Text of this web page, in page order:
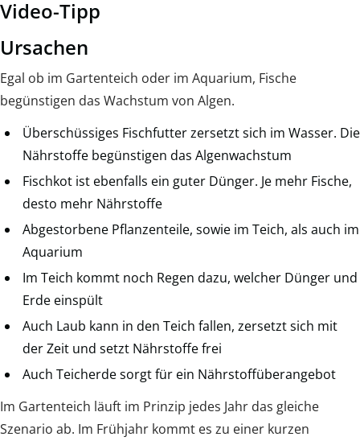
Video-Tipp
Ursachen
Egal ob im Gartenteich oder im Aquarium, Fische
begünstigen das Wachstum von Algen.
Überschüssiges Fischfutter zersetzt sich im Wasser. Die
Nährstoffe begünstigen das Algenwachstum
Fischkot ist ebenfalls ein guter Dünger. Je mehr Fische,
desto mehr Nährstoffe
Abgestorbene Pflanzenteile, sowie im Teich, als auch im
Aquarium
Im Teich kommt noch Regen dazu, welcher Dünger und
Erde einspült
Auch Laub kann in den Teich fallen, zersetzt sich mit
der Zeit und setzt Nährstoffe frei
Auch Teicherde sorgt für ein Nährstoffüberangebot
Im Gartenteich läuft im Prinzip jedes Jahr das gleiche
Szenario ab. Im Frühjahr kommt es zu einer kurzen